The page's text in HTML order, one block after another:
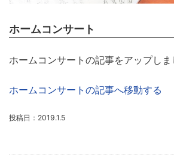
ホームコンサート
ホームコンサートの記事をアップしま
ホームコンサートの記事へ移動する
投稿日：2019.1.5